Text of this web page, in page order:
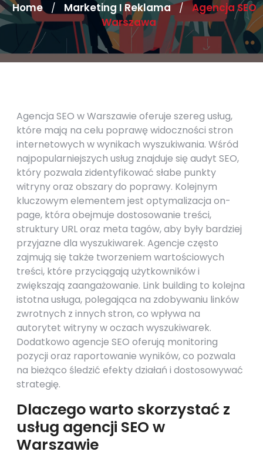
Home / Marketing I Reklama /
Agencja SEO
Warszawa
Agencja SEO w Warszawie oferuje szereg usług,
które mają na celu poprawę widoczności stron
internetowych w wynikach wyszukiwania. Wśród
najpopularniejszych usług znajduje się audyt SEO,
który pozwala zidentyfikować słabe punkty
witryny oraz obszary do poprawy. Kolejnym
kluczowym elementem jest optymalizacja on-
page, która obejmuje dostosowanie treści,
struktury URL oraz meta tagów, aby były bardziej
przyjazne dla wyszukiwarek. Agencje często
zajmują się także tworzeniem wartościowych
treści, które przyciągają użytkowników i
zwiększają zaangażowanie. Link building to kolejna
istotna usługa, polegająca na zdobywaniu linków
zwrotnych z innych stron, co wpływa na
autorytet witryny w oczach wyszukiwarek.
Dodatkowo agencje SEO oferują monitoring
pozycji oraz raportowanie wyników, co pozwala
na bieżąco śledzić efekty działań i dostosowywać
strategię.
Dlaczego warto skorzystać z
usług agencji SEO w
Warszawie